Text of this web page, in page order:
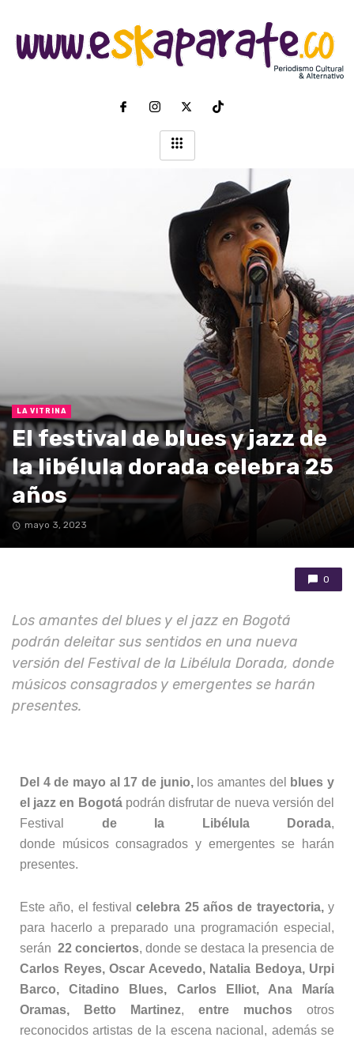
LA VITRINA
El festival de blues y jazz de
la libélula dorada celebra 25
años
mayo 3, 2023
0
Los amantes del blues y el jazz en Bogotá
podrán deleitar sus sentidos en una nueva
versión del Festival de la Libélula Dorada, donde
músicos consagrados y emergentes se harán
presentes.
Del 4 de mayo al 17 de junio,los amantes del
blues y
el jazz en Bogotápodrán disfrutar de nueva versión del
Festival de la Libélula Dorada,
donde músicos consagrados y emergentes se harán
presentes.
Este año, el festivalcelebra 25 años de trayectoria,y
para hacerlo a preparado una programación especial,
serán 22 conciertos, donde se destaca la presencia de
Carlos Reyes, Oscar Acevedo, Natalia Bedoya, Urpi
Barco, Citadino Blues, Carlos Elliot, Ana María
Oramas, Betto Martinez, entre muchos otros
reconocidos artistas de la escena nacional, además se